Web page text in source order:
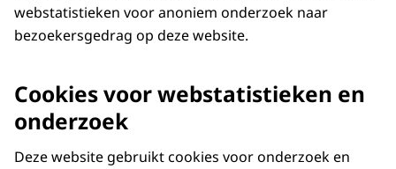
webstatistieken voor anoniem onderzoek naar
bezoekersgedrag op deze website.
Cookies voor webstatistieken en
onderzoek
Deze website gebruikt cookies voor onderzoek en